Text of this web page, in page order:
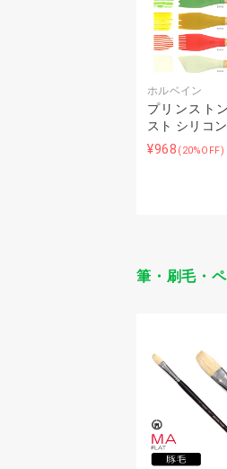
ホルベイン
プリンスト
スト シリコ
¥968 (20%OFF)
筆・刷毛・